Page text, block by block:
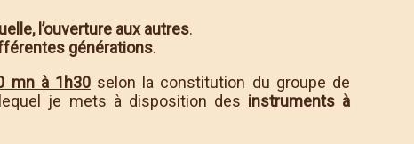
l’ouverture aux autres.
générations.
mn à 1h30selon la constitution du groupe de
je mets à disposition des instruments à